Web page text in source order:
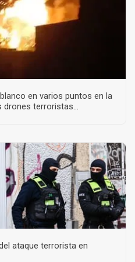
en varios puntos en la
drones terroristas
ataque terrorista en